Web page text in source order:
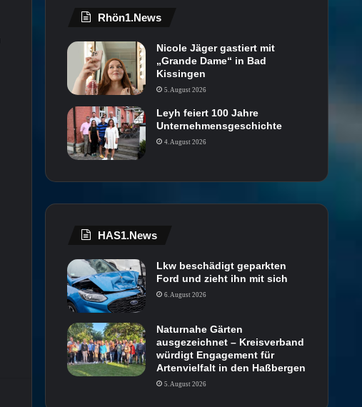
Rhön1.News
Nicole Jäger gastiert mit
„Grande Dame“ in Bad
Kissingen
5. August 2026
Leyh feiert 100 Jahre
Unternehmensgeschichte
4. August 2026
HAS1.News
Lkw beschädigt geparkten
Ford und zieht ihn mit sich
6. August 2026
Naturnahe Gärten
ausgezeichnet – Kreisverband
würdigt Engagement für
Artenvielfalt in den Haßbergen
5. August 2026